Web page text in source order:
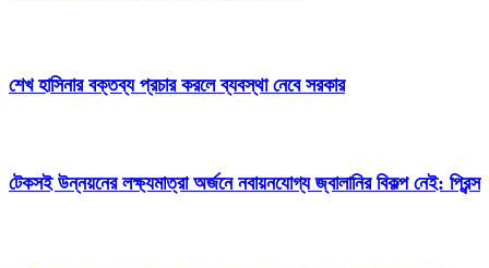
শেখ হাসিনার বক্তব্য প্রচার করলে ব্যবস্থা নেবে সরকার
টেকসই উন্নয়নের লক্ষ্যমাত্রা অর্জনে নবায়নযোগ্য জ্বালানির বিকল্প নেই: প্রিন্স